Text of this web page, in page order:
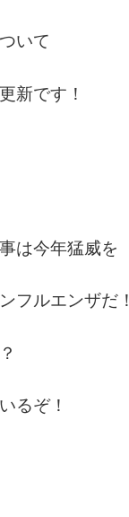
いて
新です！
は今年猛威を
フルエンザだ！
るぞ！